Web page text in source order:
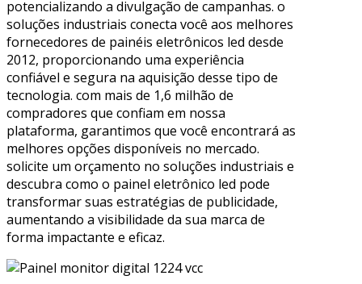
potencializando a divulgação de campanhas. o
soluções industriais conecta você aos melhores
fornecedores de painéis eletrônicos led desde
2012, proporcionando uma experiência
confiável e segura na aquisição desse tipo de
tecnologia. com mais de 1,6 milhão de
compradores que confiam em nossa
plataforma, garantimos que você encontrará as
melhores opções disponíveis no mercado.
solicite um orçamento no soluções industriais e
descubra como o painel eletrônico led pode
transformar suas estratégias de publicidade,
aumentando a visibilidade da sua marca de
forma impactante e eficaz.